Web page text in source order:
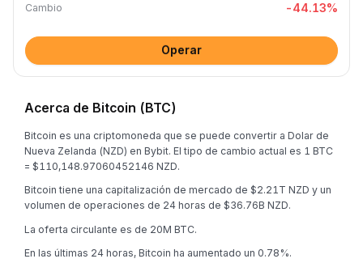
Cambio -44.13%
Operar
Acerca de Bitcoin (BTC)
Bitcoin es una criptomoneda que se puede convertir a Dolar de
Nueva Zelanda (NZD) en Bybit. El tipo de cambio actual es 1 BTC
= $110,148.97060452146 NZD.
Bitcoin tiene una capitalización de mercado de $2.21T NZD y un
volumen de operaciones de 24 horas de $36.76B NZD.
La oferta circulante es de 20M BTC.
En las últimas 24 horas, Bitcoin ha aumentado un 0.78%.